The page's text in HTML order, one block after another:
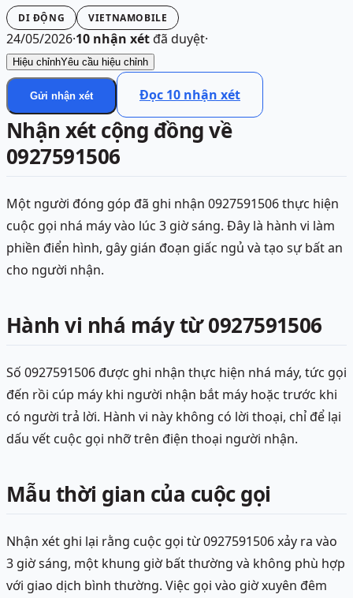
DI ĐỘNG VIETNAMOBILE
24/05/2026·10 nhận xétđã duyệt·
Hiệu chỉnhYêu cầu hiệu chỉnh
Gửi nhận xét Đọc 10 nhận xét
Nhận xét cộng đồng về
0927591506
Một người đóng góp đã ghi nhận 0927591506 thực hiện
cuộc gọi nhá máy vào lúc 3 giờ sáng. Đây là hành vi làm
phiền điển hình, gây gián đoạn giấc ngủ và tạo sự bất an
cho người nhận.
Hành vi nhá máy từ 0927591506
Số 0927591506 được ghi nhận thực hiện nhá máy, tức gọi
đến rồi cúp máy khi người nhận bắt máy hoặc trước khi
có người trả lời. Hành vi này không có lời thoại, chỉ để lại
dấu vết cuộc gọi nhỡ trên điện thoại người nhận.
Mẫu thời gian của cuộc gọi
Nhận xét ghi lại rằng cuộc gọi từ 0927591506 xảy ra vào
3 giờ sáng, một khung giờ bất thường và không phù hợp
với giao dịch bình thường. Việc gọi vào giờ xuyên đêm